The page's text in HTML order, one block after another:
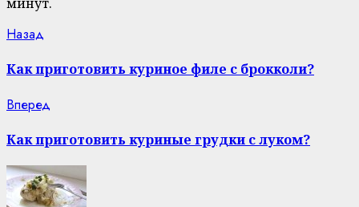
Continue
Reading
Назад
Как приготовить куриное филе с брокколи?
Вперед
Как приготовить куриные грудки с луком?